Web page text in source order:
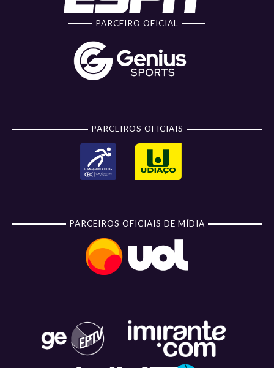
PARCEIRO OFICIAL
PARCEIROS OFICIAIS
PARCEIROS OFICIAIS DE MÍDIA